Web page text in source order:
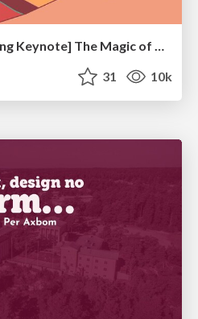
[RailsConf 2023 Opening Keynote] The Magic of Rails
31 10k